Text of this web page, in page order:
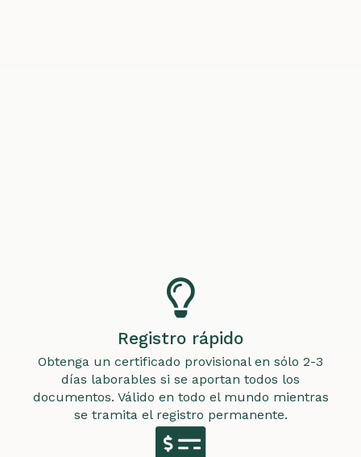
Registro rápido
Obtenga un certificado provisional en sólo 2-3
días laborables si se aportan todos los
documentos. Válido en todo el mundo mientras
se tramita el registro permanente.